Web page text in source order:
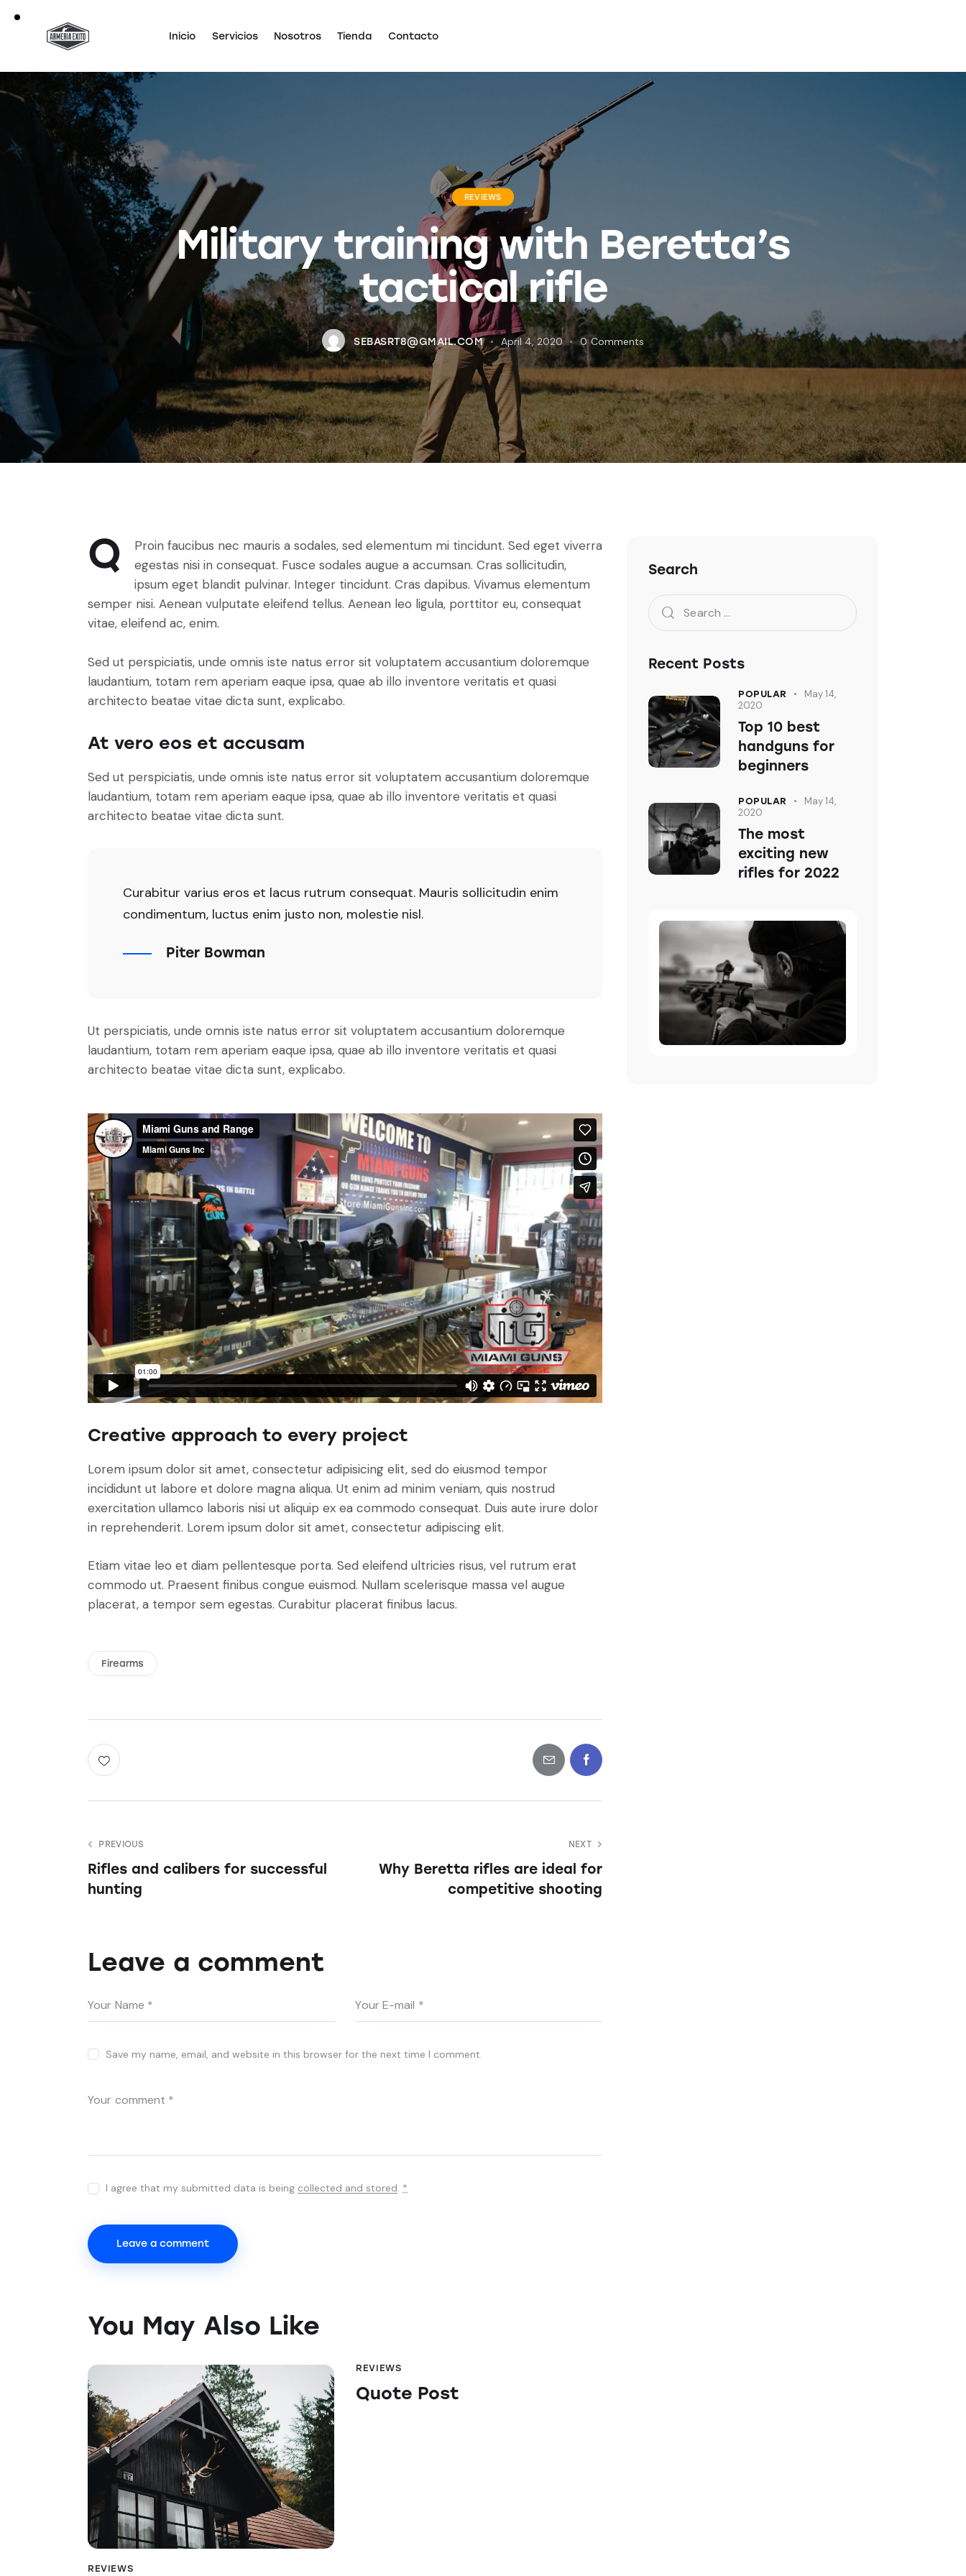
Inicio Servicios Nosotros Tienda Contacto
REVIEWS
Military training with Beretta’s
tactical rifle
SEBASRT8@GMAIL.COM April 4, 2020 0 Comments
Q
Proin faucibus nec mauris a sodales, sed elementum mi tincidunt. Sed eget viverra
egestas nisi in consequat. Fusce sodales augue a accumsan. Cras sollicitudin,
ipsum eget blandit pulvinar. Integer tincidunt. Cras dapibus. Vivamus elementum
semper nisi. Aenean vulputate eleifend tellus. Aenean leo ligula, porttitor eu, consequat
vitae, eleifend ac, enim.
Sed ut perspiciatis, unde omnis iste natus error sit voluptatem accusantium doloremque
laudantium, totam rem aperiam eaque ipsa, quae ab illo inventore veritatis et quasi
architecto beatae vitae dicta sunt, explicabo.
At vero eos et accusam
Sed ut perspiciatis, unde omnis iste natus error sit voluptatem accusantium doloremque
laudantium, totam rem aperiam eaque ipsa, quae ab illo inventore veritatis et quasi
architecto beatae vitae dicta sunt.
Curabitur varius eros et lacus rutrum consequat. Mauris sollicitudin enim
condimentum, luctus enim justo non, molestie nisl.
Piter Bowman
Ut perspiciatis, unde omnis iste natus error sit voluptatem accusantium doloremque
laudantium, totam rem aperiam eaque ipsa, quae ab illo inventore veritatis et quasi
architecto beatae vitae dicta sunt, explicabo.
Creative approach to every project
Lorem ipsum dolor sit amet, consectetur adipisicing elit, sed do eiusmod tempor
incididunt ut labore et dolore magna aliqua. Ut enim ad minim veniam, quis nostrud
exercitation ullamco laboris nisi ut aliquip ex ea commodo consequat. Duis aute irure dolor
in reprehenderit. Lorem ipsum dolor sit amet, consectetur adipiscing elit.
Etiam vitae leo et diam pellentesque porta. Sed eleifend ultricies risus, vel rutrum erat
commodo ut. Praesent finibus congue euismod. Nullam scelerisque massa vel augue
placerat, a tempor sem egestas. Curabitur placerat finibus lacus.
Firearms
PREVIOUS
Rifles and calibers for successful
hunting
NEXT
Why Beretta rifles are ideal for
competitive shooting
Leave a comment
Save my name, email, and website in this browser for the next time I comment.
I agree that my submitted data is being collected and stored. *
You May Also Like
REVIEWS
REVIEWS
Quote Post
Search
Recent Posts
POPULAR
May 14,
2020
Top 10 best
handguns for
beginners
POPULAR
May 14,
2020
The most
exciting new
rifles for 2022